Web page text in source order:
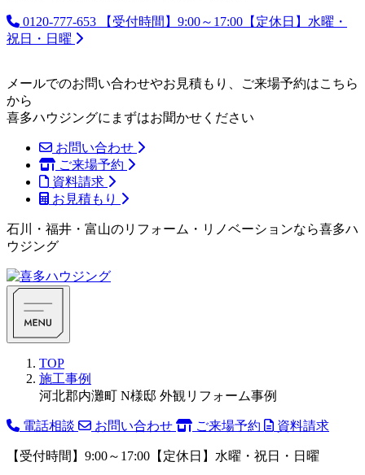
0120-777-653
【受付時間】9:00～17:00【定休日】水曜・
祝日・日曜
メールでのお問い合わせやお見積もり、ご来場予約はこちら
から
喜多ハウジングにまずはお聞かせください
お問い合わせ
ご来場予約
資料請求
お見積もり
石川・福井・富山のリフォーム・リノベーションなら喜多ハ
ウジング
TOP
施工事例
河北郡内灘町 N様邸 外観リフォーム事例
電話相談 お問い合わせ ご来場予約 資料請求
【受付時間】9:00～17:00【定休日】水曜・祝日・日曜